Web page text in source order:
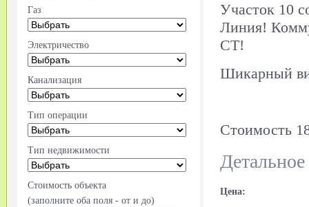
Газ
Электричество
Канализация
Тип операции
Тип недвижимости
Стоимость объекта
(заполните оба поля - от и до)
Участок 10
Линия!
СТ!
Шикарный
Стоимость
Цена: